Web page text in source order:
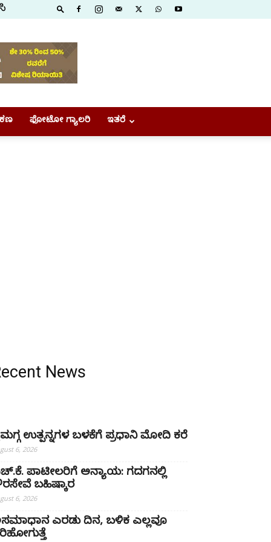
ಫೋಟೋ ಗ್ಯಾಲರಿ ಇತರೆ
News
ಉತ್ಪನ್ನಗಳ ಬಳಕೆಗೆ ಪ್ರಧಾನಿ ಮೋದಿ ಕರೆ
6, 2026
ಪಾಟೀಲರಿಗೆ ಅನ್ಯಾಯ: ಗದಗನಲ್ಲಿ
ಬಹಿಷ್ಕಾರ
6, 2026
ಎರಡು ದಿನ, ಬಳಿಕ ಎಲ್ಲವೂ